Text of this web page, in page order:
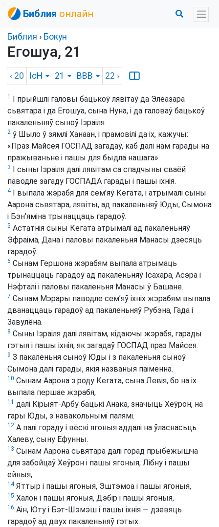
Библия онлайн
Библия › Бокун
Егошуа, 21
‹ 20 ІсН 21 BBB 22 ›
1
І прыйшлі галовы бацькоў лявітаў да Элеазара
сьвятара і да Егошуа, сына Нуна, і да галоваў бацькоў
пакаленьняў сыноў Ізраіля
2 ў Шыло ў зямлі Ханаан, і прамовілі да іх, кажучы:
«Праз Майсея ГОСПАД загадаў, каб далі нам гарады на
пражываньне і пашы для быдла нашага».
3
І сыны Ізраіля далі лявітам са спадчыны сваёй
паводле загаду ГОСПАДА гарады і пашы іхнія.
4І выпала жэрабя для сем’яў Кегата, і атрымалі сыны
Аарона сьвятара, лявіты, ад пакаленьняў Юды, Сымона
і Бэн’яміна трынаццаць гарадоў.
5 Астатнія сыны Кегата атрымалі ад пакаленьняў
Эфраіма, Дана і паловы пакаленьня Манасы дзесяць
гарадоў.
6 Сынам Гершона жэрабям выпала атрымаць
трынаццаць гарадоў ад пакаленьняў Ісахара, Асэра і
Нэфталі і паловы пакаленьня Манасы ў Башане.
7 Сынам Мэрары паводле сем’яў іхніх жэрабям выпала
дванаццаць гарадоў ад пакаленьняў Рубэна, Гада і
Завулёна.
8 Сыны Ізраіля далі лявітам, кідаючы жэрабя, гарады
гэтыя і пашы іхнія, як загадаў ГОСПАД праз Майсея.
9 З пакаленьня сыноў Юды і з пакаленьня сыноў
Сымона далі гарады, якія названыя паіменна.
10 Сынам Аарона з роду Кегата, сына Левія, бо на іх
выпала першае жэрабя,
11 далі Кірыят-Арбу бацькі Анака, значыць Хеўрон, на
гары Юды, з навакольнымі палямі.
12 А палі гораду і вёскі ягоныя аддалі на ўласнасьць
Халеву, сыну Ефунны.
13 Сынам Аарона сьвятара далі горад прыбежышча
для забойцаў Хеўрон і пашы ягоныя, Лібну і пашы
ейныя,
14Яттыр і пашы ягоныя, Эштэмоа і пашы ягоныя,
15 Халон і пашы ягоныя, Дэбір і пашы ягоныя,
16 Аін, Юту і Бэт-Шэмэш і пашы іхнія — дзевяць
гарадоў ад двух пакаленьняў гэтых.